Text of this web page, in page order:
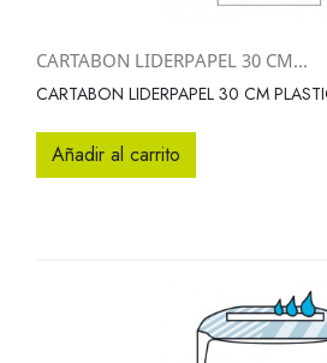
CARTABON LIDERPAPEL 30 CM...
CARTABON LIDERPAPEL 30 CM
Añadir al carrito